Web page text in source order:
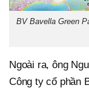
BV Bavella Green
Ngoài ra, ông
Công ty cổ phần